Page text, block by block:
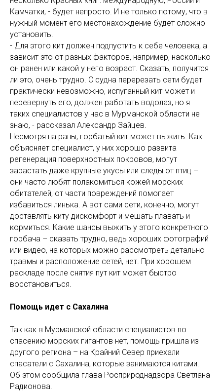
Камчатки, - будет непросто. И не только потому, что в
нужный момент его местонахождение будет сложно
установить.
- Для этого кит должен подпустить к себе человека, а
зависит это от разных факторов, например, насколько
он ранен или какой у него возраст. Сказать, получится
ли это, очень трудно. С судна перерезать сети будет
практически невозможно, испуганный кит может и
перевернуть его, должен работать водолаз, но я
таких специалистов у нас в Мурманской области не
знаю, - рассказал Александр Зайцев.
Несмотря на раны, горбатый кит может выжить. Как
объясняет специалист, у них хорошо развита
регенерация поверхностных покровов, могут
зарастать даже крупные укусы или следы от птиц –
они часто любят полакомиться кожей морских
обитателей, от части повреждений помогает
избавиться линька. А вот сами сети, конечно, могут
доставлять киту дискомфорт и мешать плавать и
кормиться. Какие шансы выжить у этого конкретного
горбача – сказать трудно, ведь хороших фотографий
или видео, на которых можно рассмотреть детально
травмы и расположение сетей, нет. При хорошем
раскладе после снятия пут кит может быстро
восстановиться.
Помощь идет с Сахалина
Так как в Мурманской области специалистов по
спасению морских гигантов нет, помощь пришла из
другого региона – на Крайний Север приехали
спасатели с Сахалина, которые занимаются китами.
Об этом сообщила глава Росприроднадзора Светлана
Радионова.